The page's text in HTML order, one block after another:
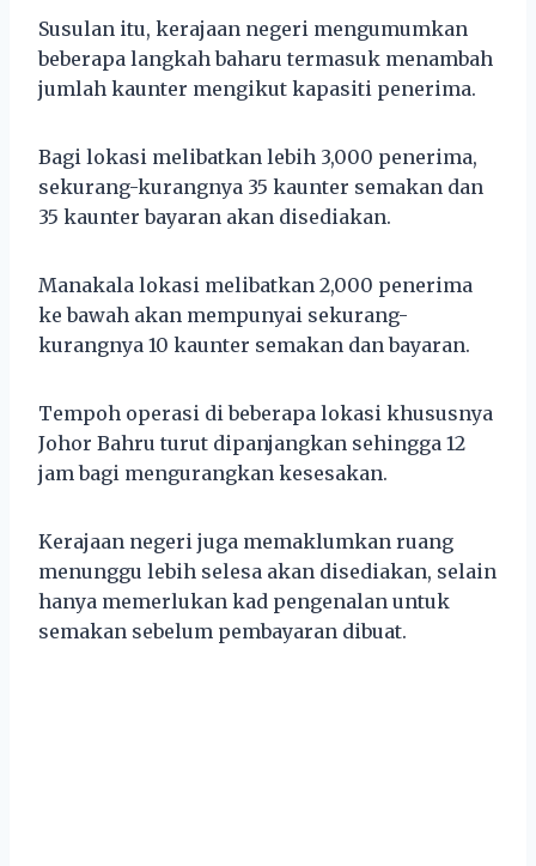
Susulan itu, kerajaan negeri mengumumkan
beberapa langkah baharu termasuk menambah
jumlah kaunter mengikut kapasiti penerima.
Bagi lokasi melibatkan lebih 3,000 penerima,
sekurang-kurangnya 35 kaunter semakan dan
35 kaunter bayaran akan disediakan.
Manakala lokasi melibatkan 2,000 penerima
ke bawah akan mempunyai sekurang-
kurangnya 10 kaunter semakan dan bayaran.
Tempoh operasi di beberapa lokasi khususnya
Johor Bahru turut dipanjangkan sehingga 12
jam bagi mengurangkan kesesakan.
Kerajaan negeri juga memaklumkan ruang
menunggu lebih selesa akan disediakan, selain
hanya memerlukan kad pengenalan untuk
semakan sebelum pembayaran dibuat.